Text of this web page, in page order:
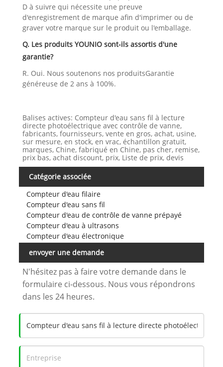
D à suivre qui nécessite une preuve
d'enregistrement de marque afin d'imprimer ou de
graver votre marque sur le produit ou l'emballage.
Q. Les produits YOUNIO sont-ils assortis d'une
garantie?
R. Oui. Nous soutenons nos produitsGarantie
généreuse de 2 ans à 100%.
Balises actives: Compteur d'eau sans fil à lecture
directe photoélectrique avec contrôle de vanne,
fabricants, fournisseurs, vente en gros, achat, usine,
sur mesure, en stock, en vrac, échantillon gratuit,
marques, Chine, fabriqué en Chine, pas cher, remise,
prix bas, achat discount, prix, Liste de prix, devis
Catégorie associée
Compteur d'eau filaire
Compteur d'eau sans fil
Compteur d'eau de contrôle de vanne prépayé
Compteur d'eau à ultrasons
Compteur d'eau électronique
envoyer une demande
N'hésitez pas à faire votre demande dans le
formulaire ci-dessous. Nous vous répondrons
dans les 24 heures.